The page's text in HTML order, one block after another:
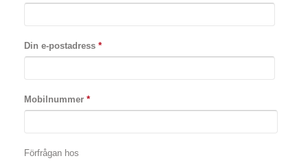
Din e-postadress *
Mobilnummer *
Förfrågan hos